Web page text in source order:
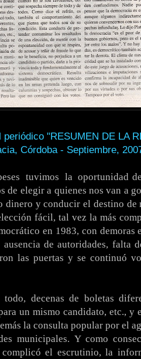
periódico "RESUMEN DE LA
Córdoba - Septiembre,
tuvimos la.oportunidad
de elegir a quienes nos van a
dinero y conducir el destino de
fácil, tal vez la más
en 1983, con demoras
de autoridades, falta
las puertas y se continuó
decenas de boletas
un mismo candidato, etc., y
la consulta popular por el
municipales. Y como
el escrutinio, la